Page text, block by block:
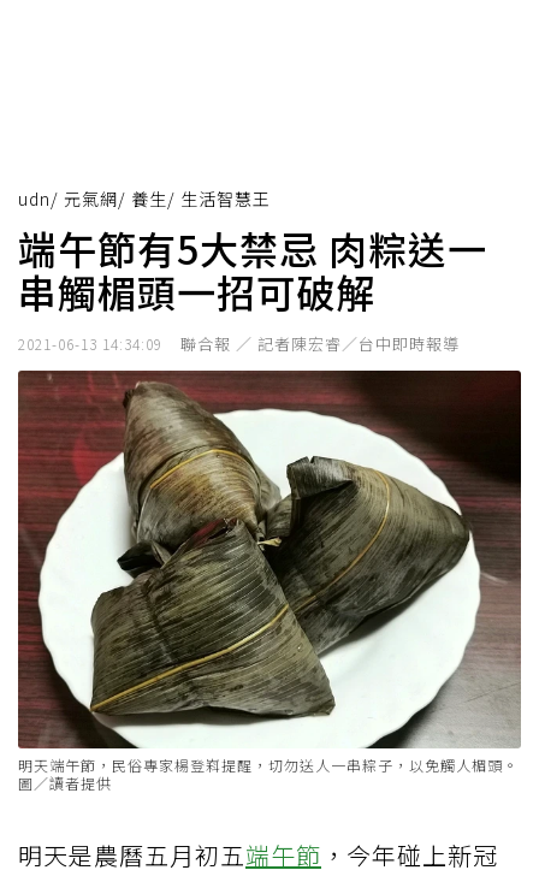
udn/ 元氣網/ 養生/ 生活智慧王
端午節有5大禁忌 肉粽送一
串觸楣頭一招可破解
2021-06-13 14:34:09 聯合報 ／ 記者陳宏睿／台中即時報導
明天端午節，民俗專家楊登嵙提醒，切勿送人一串粽子，以免觸人楣頭。
圖／讀者提供
明天是農曆五月初五端午節 ，今年碰上新冠